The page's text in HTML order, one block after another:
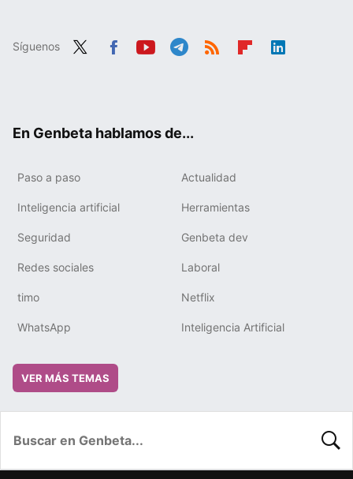
Síguenos
En Genbeta hablamos de...
Paso a paso Actualidad
Inteligencia artificial Herramientas
Seguridad Genbeta dev
Redes sociales Laboral
timo Netflix
WhatsApp Inteligencia Artificial
VER MÁS TEMAS